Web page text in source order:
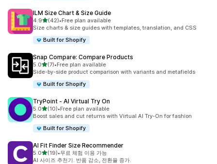
ILM Size Chart & Size Guide
4.9별 5개 중
(42)
총 리뷰 42개
•Free plan available
Size charts & size guides with templates, translation, and CSS
Built for Shopify
Snap Compare: Compare Products
5.0별 5개 중
(7)
총 리뷰 7개
•Free plan available
Side-by-side product comparison with variants and metafields
Built for Shopify
TryPoint ‑ AI Virtual Try On
5.0별 5개 중
(10)
총 리뷰 10개
•Free plan available
Boost sales and cut returns with Virtual AI Try-On for fashion
Built for Shopify
AI Fit Finder Size Recommender
5.0별 5개 중
(19)
총 리뷰 19개
•무료 체험 이용 가능
AI 사이즈 추천기. 반품 감소, 전환율 증가.